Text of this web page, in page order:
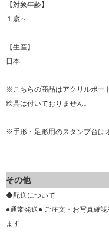
【対象年齢】
１歳～
【生産】
日本
※こちらの商品はアクリルボー
絵具は付いておりません。
※手形・足形用のスタンプ台は
その他
◆配送について
●通常発送● ご注文・お写真確
ます